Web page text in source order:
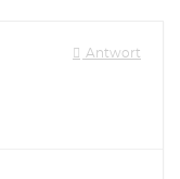
Antwort